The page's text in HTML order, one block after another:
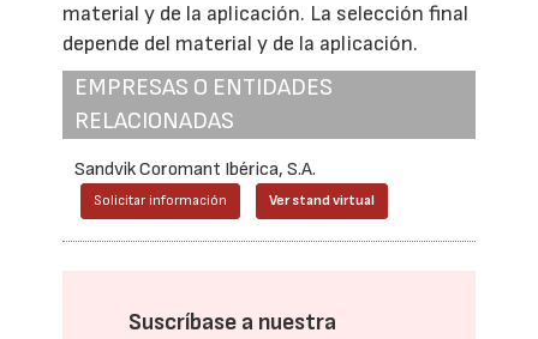
material y de la aplicación. La selección final
depende del material y de la aplicación.
EMPRESAS O ENTIDADES
RELACIONADAS
Sandvik Coromant Ibérica, S.A.
Solicitar información Ver stand virtual
Suscríbase a nuestra